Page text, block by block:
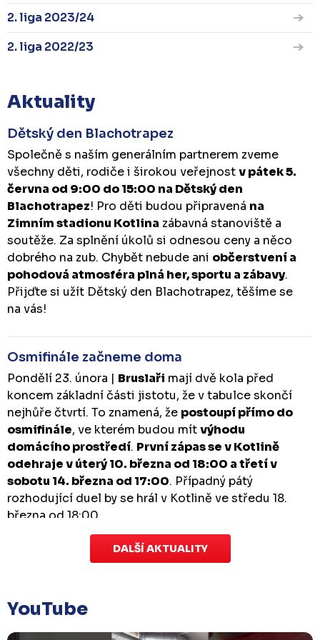
2. liga 2023/24
2. liga 2022/23
Aktuality
Dětský den Blachotrapez
Společně s naším generálním partnerem zveme
všechny děti, rodiče i širokou veřejnostv pátek 5.
června od 9:00 do 15:00 na Dětský den
Blachotrapez! Pro děti budou připravená na
Zimním stadionu Kotlina zábavná stanoviště a
soutěže. Za splnění úkolů si odnesou ceny a něco
dobrého na zub. Chybět nebude ani občerstvení a
pohodová atmosféra plná her, sportu a zábavy.
Přijďte si užít Dětský den Blachotrapez, těšíme se
na vás!
Osmifinále začneme doma
Pondělí 23. února | Bruslaři mají dvě kola před
koncem základní části jistotu, že v tabulce skončí
nejhůře čtvrtí. To znamená, že postoupí přímo do
osmifinále, ve kterém budou mítvýhodu
domácího prostředí. První zápas se v Kotlině
odehraje v úterý 10. března od 18:00 a třetí v
sobotu 14. března od 17:00. Případný pátý
rozhodující duel by se hrál v Kotlině ve středu 18.
března od 18:00.
Zápas dorostu je odložen
které se mělo odehrát v pátek 30. ledna ve 14:15,
odloženo!Odehraje se v náhradním termínu, o
kterém se bude jednat.
DALŠÍ AKTUALITY
YouTube